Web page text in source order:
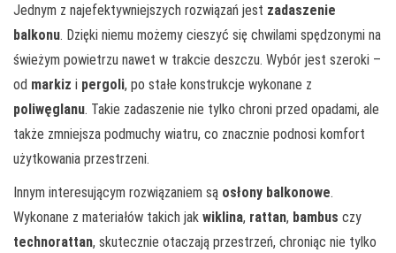
Jednym z najefektywniejszych rozwiązań jest zadaszenie
balkonu. Dzięki niemu możemy cieszyć się chwilami spędzonymi na
świeżym powietrzu nawet w trakcie deszczu. Wybór jest szeroki –
od markiz i pergoli, po stałe konstrukcje wykonane z
poliwęglanu. Takie zadaszenie nie tylko chroni przed opadami, ale
także zmniejsza podmuchy wiatru, co znacznie podnosi komfort
użytkowania przestrzeni.
Innym interesującym rozwiązaniem są osłony balkonowe.
Wykonane z materiałów takich jak wiklina, rattan, bambus czy
technorattan, skutecznie otaczają przestrzeń, chroniąc nie tylko